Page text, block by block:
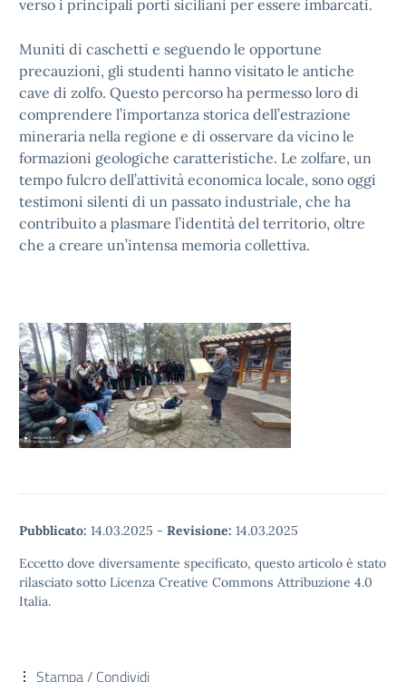
verso i principali porti siciliani per essere imbarcati.
Muniti di caschetti e seguendo le opportune
precauzioni, gli studenti hanno visitato le antiche
cave di zolfo. Questo percorso ha permesso loro di
comprendere l’importanza storica dell’estrazione
mineraria nella regione e di osservare da vicino le
formazioni geologiche caratteristiche. Le zolfare, un
tempo fulcro dell’attività economica locale, sono oggi
testimoni silenti di un passato industriale, che ha
contribuito a plasmare l’identità del territorio, oltre
che a creare un’intensa memoria collettiva.
Pubblicato: 14.03.2025 - Revisione: 14.03.2025
Eccetto dove diversamente specificato, questo articolo è stato
rilasciato sotto Licenza Creative Commons Attribuzione 4.0
Italia.
Stampa / Condividi